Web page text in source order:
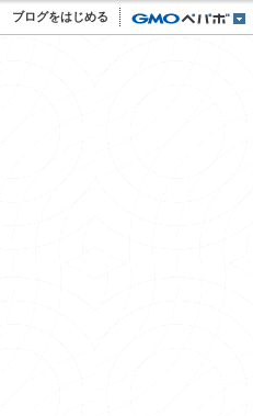
ブログをはじめる